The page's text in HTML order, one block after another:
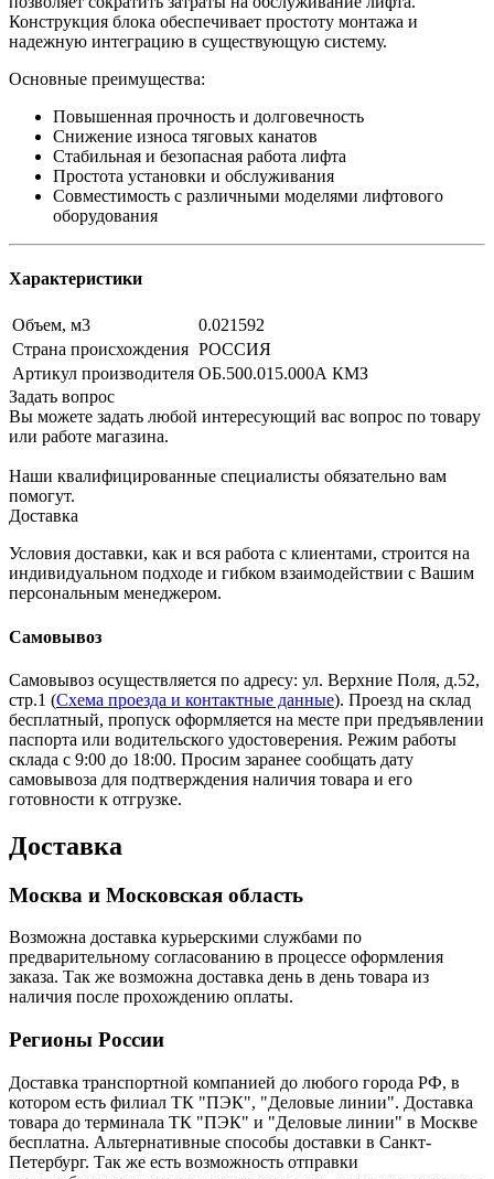
Конструкция блока обеспечивает простоту монтажа и
надежную интеграцию в существующую систему.
Основные преимущества:
Повышенная прочность и долговечность
Снижение износа тяговых канатов
Стабильная и безопасная работа лифта
Простота установки и обслуживания
Совместимость с различными моделями лифтового
оборудования
Характеристики
Объем, м3
0.021592
Страна происхождения РОССИЯ
Артикул производителя ОБ.500.015.000А КМЗ
Задать вопрос
Вы можете задать любой интересующий вас вопрос по товару
или работе магазина.
Наши квалифицированные специалисты обязательно вам
помогут.
Доставка
Условия доставки, как и вся работа с клиентами, строится на
индивидуальном подходе и гибком взаимодействии с Вашим
персональным менеджером.
Самовывоз
Самовывоз осуществляется по адресу: ул. Верхние Поля, д.52,
стр.1 (Схема проезда и контактные данные). Проезд на склад
бесплатный, пропуск оформляется на месте при предъявлении
паспорта или водительского удостоверения. Режим работы
склада с 9:00 до 18:00. Просим заранее сообщать дату
самовывоза для подтверждения наличия товара и его
готовности к отгрузке.
Доставка
Москва и Московская область
Возможна доставка курьерскими службами по
предварительному согласованию в процессе оформления
заказа. Так же возможна доставка день в день товара из
наличия после прохождению оплаты.
Регионы России
Доставка транспортной компанией до любого города РФ, в
котором есть филиал ТК "ПЭК", "Деловые линии". Доставка
товара до терминала ТК "ПЭК" и "Деловые линии" в Москве
бесплатна. Альтернативные способы доставки в Санкт-
Петербург. Так же есть возможность отправки